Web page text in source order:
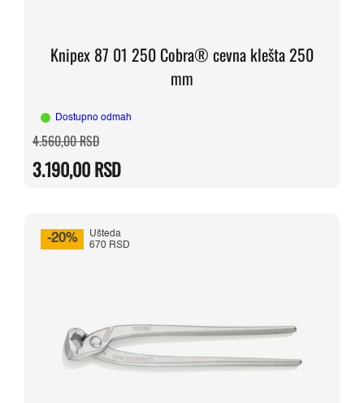
Knipex 87 01 250 Cobra® cevna klešta 250
mm
Dostupno odmah
4.560,00RSDOriginalna
cena
bila:
4.560,00 RSD.
3.190,00RSD
Trenutna
cena
3.190,00 RSD.
-20%
Ušteda
670 RSD